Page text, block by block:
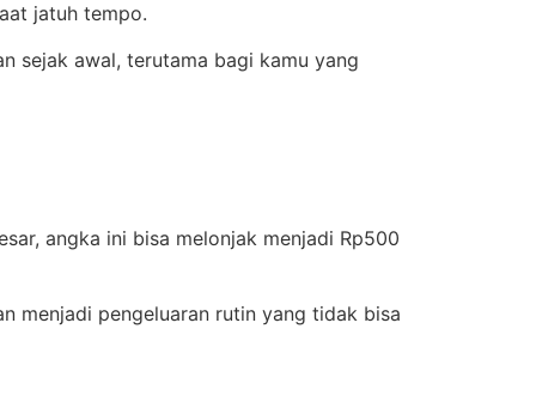
jatuh tempo.
sejak awal, terutama bagi kamu yang
angka ini bisa melonjak menjadi Rp500
menjadi pengeluaran rutin yang tidak bisa